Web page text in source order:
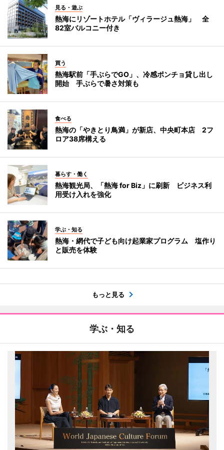
見る・遊ぶ
熱海にリゾートホテル「ヴィラージュ熱海」 全
82室バルコニー付き
買う
熱海駅前「手ぶらでGO」、冷感ポンチョ貸し出し
開始 手ぶらで暑さ対策も
食べる
熱海の「やきとり鳥満」が新店、中央町本店 2フ
ロア38席構える
暮らす・働く
熱海観光局、「熱海 for Biz」に刷新 ビジネス利
用受け入れを強化
学ぶ・知る
熱海・網代で子ども向け起業家プログラム 塩作り
と販売を体験
もっと見る
学ぶ・知る